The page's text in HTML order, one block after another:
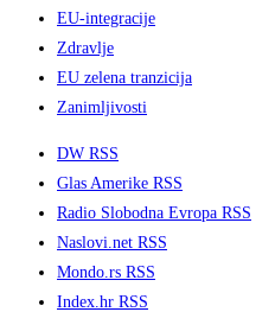
EU-integracije
Zdravlje
EU zelena tranzicija
Zanimljivosti
DW RSS
Glas Amerike RSS
Radio Slobodna Evropa RSS
Naslovi.net RSS
Mondo.rs RSS
Index.hr RSS